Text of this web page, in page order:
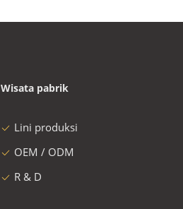
Wisata pabrik
Lini produksi
OEM / ODM
R & D